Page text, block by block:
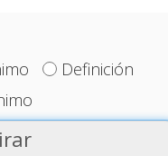
Definición